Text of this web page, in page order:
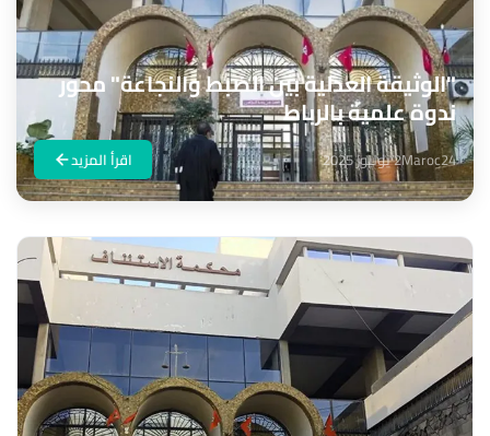
"الوثيقة العدلية بين الضبط والنجاعة" محور
ندوة علمية بالرباط
Maroc242 يوليوز 2025 اقرأ المزيد